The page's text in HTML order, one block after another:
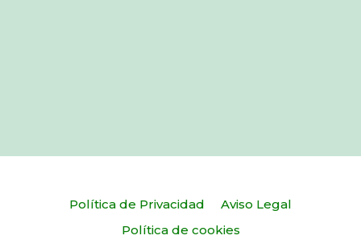
Política de Privacidad
Aviso Legal
Política de cookies